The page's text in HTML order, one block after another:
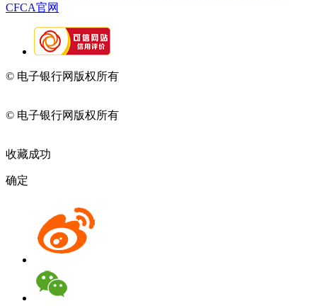
CFCA官网
© 电子银行网版权所有
© 电子银行网版权所有
收藏成功
确定